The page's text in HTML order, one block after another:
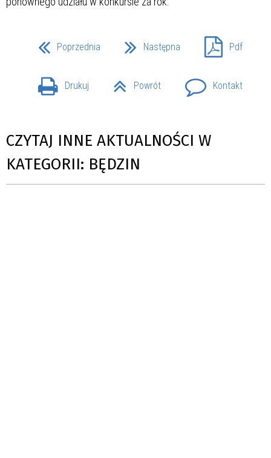
Poprzednia Następna Pdf
Drukuj Powrót Kontakt
CZYTAJ INNE AKTUALNOŚCI W
KATEGORII: BĘDZIN